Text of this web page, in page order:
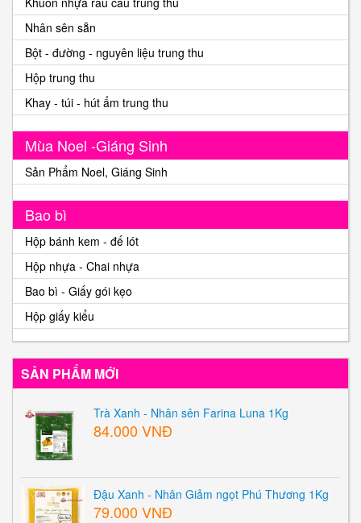
Nhân sên sẵn
Bột - đường - nguyên liệu trung thu
Hộp trung thu
Khay - túi - hút ẩm trung thu
Mùa Noel -Giáng Sinh
Sản Phẩm Noel, Giáng Sinh
Bao bì
Hộp bánh kem - đế lót
Hộp nhựa - Chai nhựa
Bao bì - Giấy gói kẹo
Hộp giấy kiểu
SẢN PHẨM MỚI
Trà Xanh - Nhân sên Farina Luna 1Kg
84.000 VNĐ
Đậu Xanh - Nhân Giảm ngọt Phú Thương 1Kg
79.000 VNĐ